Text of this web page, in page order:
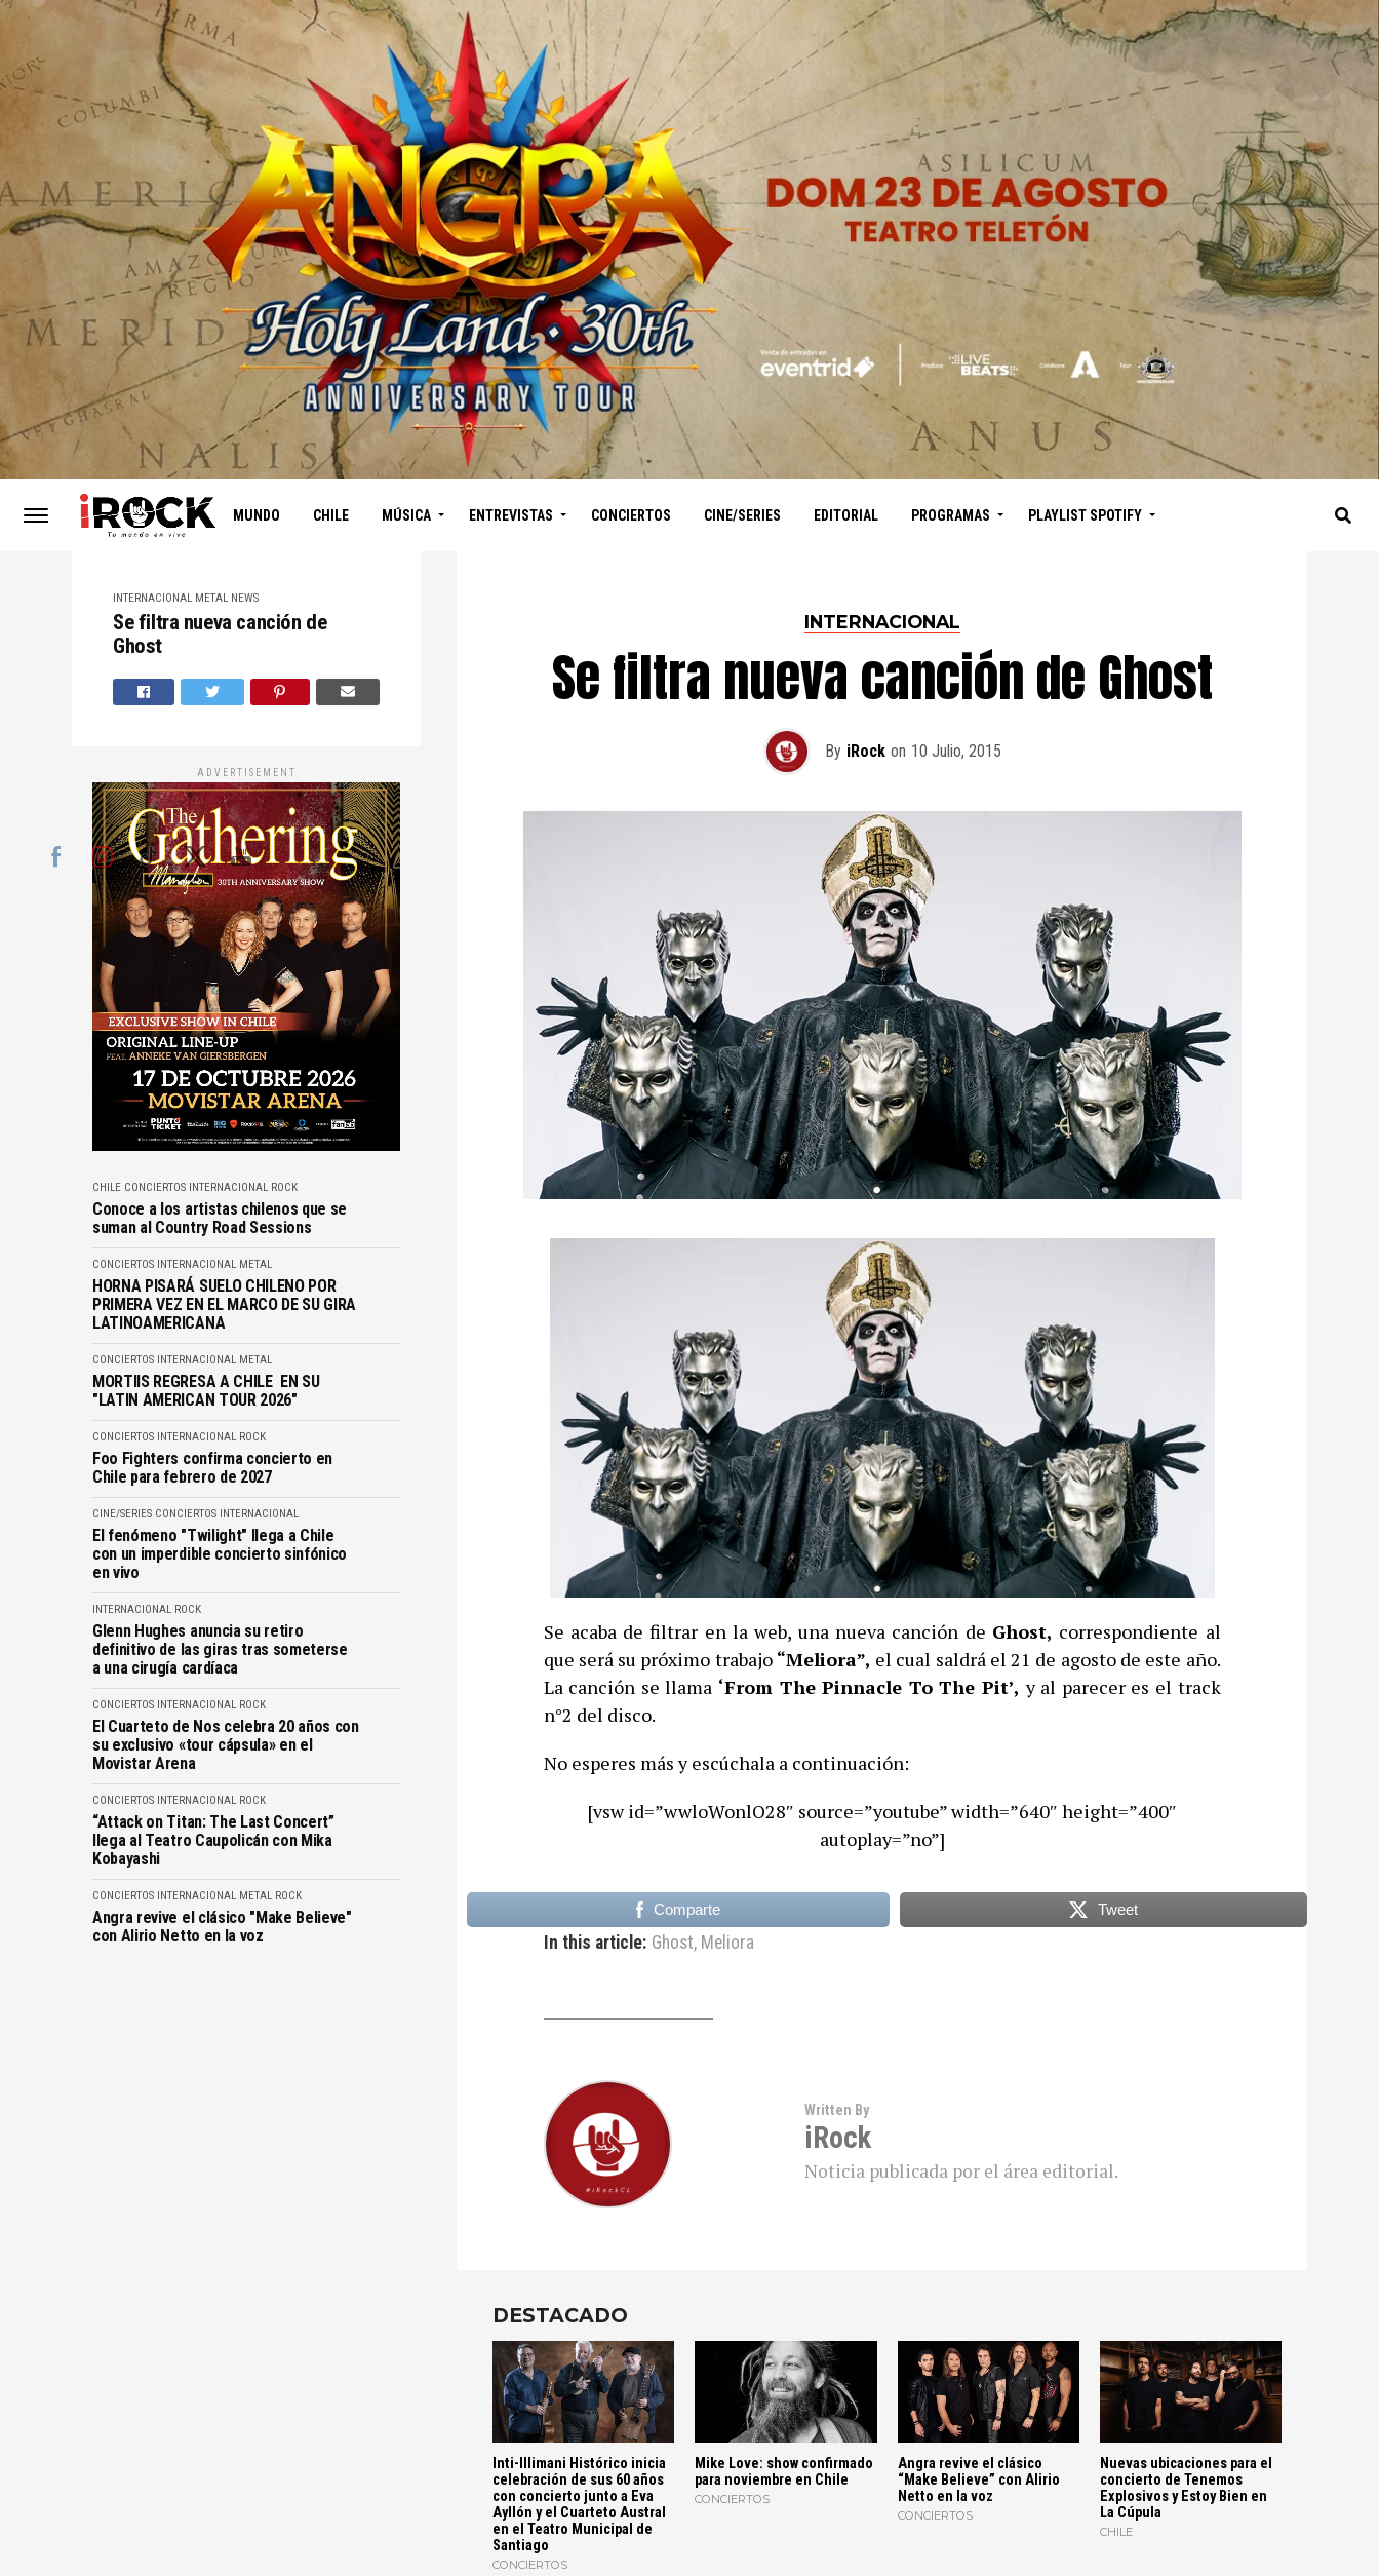
MUNDO CHILE MÚSICA ENTREVISTAS CONCIERTOS CINE/SERIES EDITORIAL PROGRAMAS PLAYLIST SPOTIFY
INTERNACIONAL METAL NEWS
Se filtra nueva canción de
Ghost
ADVERTISEMENT
CHILE CONCIERTOS INTERNACIONAL ROCK
Conoce a los artistas chilenos que se
suman al Country Road Sessions
CONCIERTOS INTERNACIONAL METAL
HORNA PISARÁ SUELO CHILENO POR
PRIMERA VEZ EN EL MARCO DE SU GIRA
LATINOAMERICANA
CONCIERTOS INTERNACIONAL METAL
MORTIIS REGRESA A CHILE EN SU
"LATIN AMERICAN TOUR 2026"
CONCIERTOS INTERNACIONAL ROCK
Foo Fighters confirma concierto en
Chile para febrero de 2027
CINE/SERIES CONCIERTOS INTERNACIONAL
El fenómeno "Twilight" llega a Chile
con un imperdible concierto sinfónico
en vivo
INTERNACIONAL ROCK
Glenn Hughes anuncia su retiro
definitivo de las giras tras someterse
a una cirugía cardíaca
CONCIERTOS INTERNACIONAL ROCK
El Cuarteto de Nos celebra 20 años con
su exclusivo «tour cápsula» en el
Movistar Arena
CONCIERTOS INTERNACIONAL ROCK
“Attack on Titan: The Last Concert”
llega al Teatro Caupolicán con Mika
Kobayashi
CONCIERTOS INTERNACIONAL METAL ROCK
Angra revive el clásico "Make Believe"
con Alirio Netto en la voz
INTERNACIONAL
Se filtra nueva canción de Ghost
By iRock on 10 Julio, 2015
Se acaba de filtrar en la web, una nueva canción de Ghost, correspondiente al
que será su próximo trabajo “Meliora”, el cual saldrá el 21 de agosto de este año.
La canción se llama ‘From The Pinnacle To The Pit’, y al parecer es el track
n°2 del disco.
No esperes más y escúchala a continuación:
[vsw id=”wwloWonlO28″ source=”youtube” width=”640″ height=”400″
autoplay=”no”]
Comparte Tweet
In this article: Ghost, Meliora
Written By
iRock
Noticia publicada por el área editorial.
DESTACADO
Inti-Illimani Histórico inicia
celebración de sus 60 años
con concierto junto a Eva
Ayllón y el Cuarteto Austral
en el Teatro Municipal de
Santiago
CONCIERTOS
Mike Love: show confirmado
para noviembre en Chile
CONCIERTOS
Angra revive el clásico
“Make Believe” con Alirio
Netto en la voz
CONCIERTOS
Nuevas ubicaciones para el
concierto de Tenemos
Explosivos y Estoy Bien en
La Cúpula
CHILE